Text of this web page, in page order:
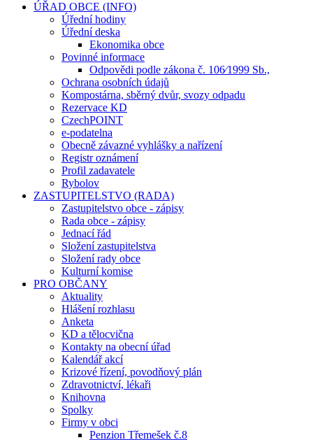
ÚŘAD OBCE (INFO)
Úřední hodiny
Úřední deska
Ekonomika obce
Povinné informace
Odpovědi podle zákona č. 106⁄1999 Sb.,
Ochrana osobních údajů
Kompostárna, sběrný dvůr, svozy odpadu
Rezervace KD
CzechPOINT
e-podatelna
Obecně závazné vyhlášky a nařízení
Registr oznámení
Profil zadavatele
Rybolov
ZASTUPITELSTVO (RADA)
Zastupitelstvo obce - zápisy
Rada obce - zápisy
Jednací řád
Složení zastupitelstva
Složení rady obce
Kulturní komise
PRO OBČANY
Aktuality
Hlášení rozhlasu
Anketa
KD a tělocvična
Kontakty na obecní úřad
Kalendář akcí
Krizové řízení, povodňový plán
Zdravotnictví, lékaři
Knihovna
Spolky
Firmy v obci
Penzion Třemešek č.8